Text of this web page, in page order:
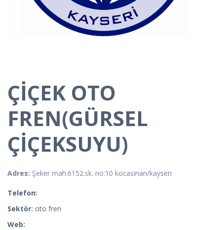
ÇİÇEK OTO
FREN(GÜRSEL
ÇİÇEKSUYU)
Adres: Şeker mah.6152.sk. no:10 kocasinan/kayseri
Telefon:
Sektör: oto fren
Web: